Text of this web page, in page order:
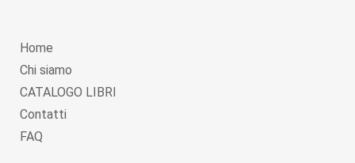
Home
Chi siamo
CATALOGO LIBRI
Contatti
FAQ